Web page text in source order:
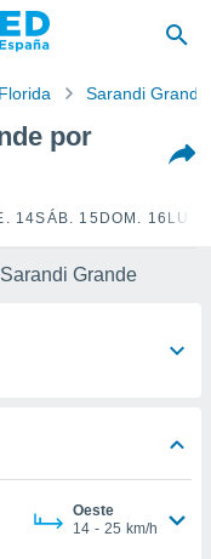
Sarandi Grande
por
14SÁB. 15 DOM. 16
Grande
Oeste
14 - 25 km/h